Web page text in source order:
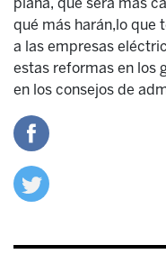
qué más harán,lo que
a las empresas
estas reformas en los
en los consejos de